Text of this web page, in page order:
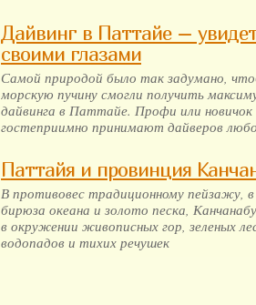
Дайвинг в Паттайе –
своими глазами
Самой природой было так задумано,
морскую пучину смогли получить
дайвинга в Паттайе. Профи или
гостеприимно принимают дайверов
Паттайя и провинция
В противовес традиционному пейзажу,
бирюза океана и золото песка,
в окружении живописных гор, зеленых
водопадов и тихих речушек